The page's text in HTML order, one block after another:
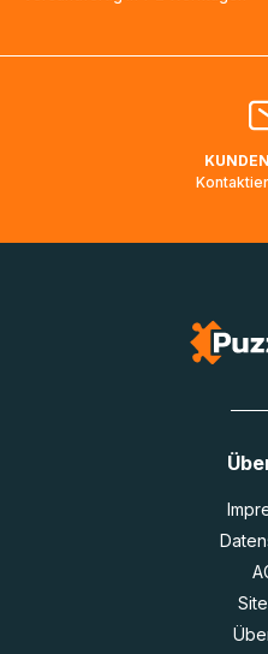
bearbeitet werden.
Bitte kontaktieren Sie den
Lieferadressen in